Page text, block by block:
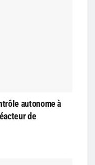
autonome à
de